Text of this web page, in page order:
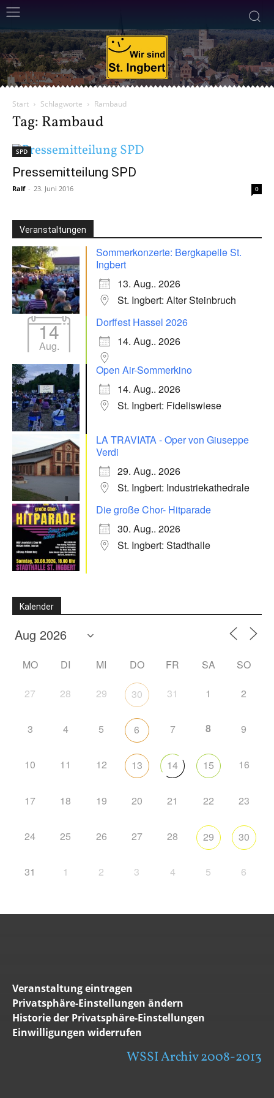
Start Schlagworte Rambaud
Tag: Rambaud
SPD
Pressemitteilung SPD
Ralf - 23. Juni 2016 0
Veranstaltungen
Sommerkonzerte: Bergkapelle St.
Ingbert
13. Aug.. 2026
St. Ingbert: Alter Steinbruch
14
Aug.
Dorffest Hassel 2026
14. Aug.. 2026
Open Air-Sommerkino
14. Aug.. 2026
St. Ingbert: Fideliswiese
LA TRAVIATA - Oper von Giuseppe
Verdi
29. Aug.. 2026
St. Ingbert: Industriekathedrale
Die große Chor- Hitparade
30. Aug.. 2026
St. Ingbert: Stadthalle
Kalender
MO DI MI DO FR SA SO
27 28 29 30 31 1 2
3 4 5 6 7 8 9
10 11 12 13 14 15 16
17 18 19 20 21 22 23
24 25 26 27 28 29 30
31 1 2 3 4 5 6
Veranstaltung eintragen
Privatsphäre-Einstellungen ändern
Historie der Privatsphäre-Einstellungen
Einwilligungen widerrufen
WSSI Archiv 2008-2013